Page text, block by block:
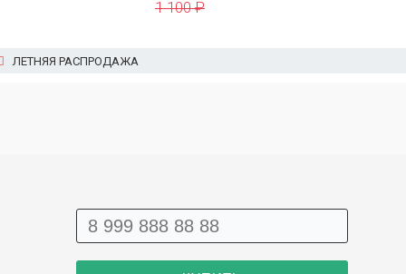
1 100 ₽
ЛЕТНЯЯ РАСПРОДАЖА